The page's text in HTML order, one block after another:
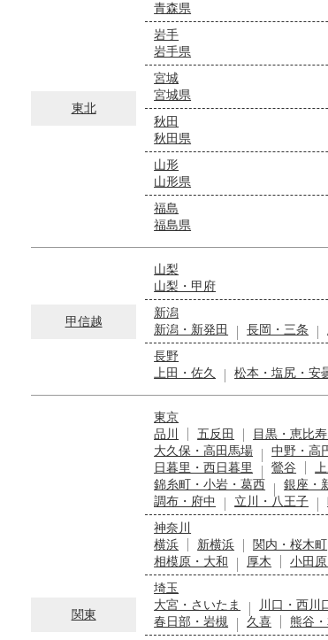
東北
青森県
岩手
岩手県
宮城
宮城県
秋田
秋田県
山形
山形県
福島
福島県
甲信越
山梨
山梨・甲府
新潟
新潟・新発田
長岡・三条
長野
上田・佐久
松本・塩尻・安
関東
東京
品川
五反田 目黒・恵比
大久保・高田馬場
中野・高
日暮里・西日暮里
鶯谷
錦糸町・小岩・葛西
銀座・
調布・府中
立川・八王子
神奈川
横浜
新横浜 関内・桜木町
相模原・大和
厚木 小田
埼玉
大宮・さいたま
川口・西川
春日部・岩槻
久喜 熊谷